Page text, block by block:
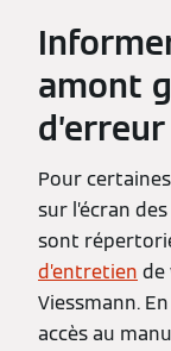
amont
d’erreur
Pour
sur l’écran
sont
d’entretien de
Viessmann.
accès au